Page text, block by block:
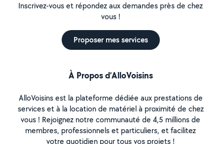
Inscrivez-vous et répondez aux demandes près de chez
vous !
Proposer mes services
À Propos d’AlloVoisins
AlloVoisins est la plateforme dédiée aux prestations de
services et à la location de matériel à proximité de chez
vous ! Rejoignez notre communauté de 4,5 millions de
membres, professionnels et particuliers, et facilitez
votre quotidien pour tous vos projets !